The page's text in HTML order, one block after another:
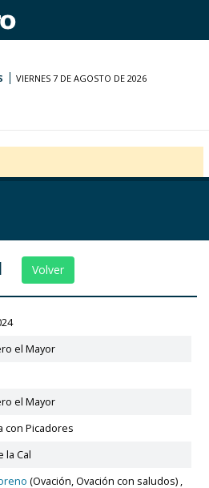
VIERNES 7 DE AGOSTO DE 2026
Volver
el Mayor
el Mayor
con Picadores
la Cal
(Ovación, Ovación con saludos) ,